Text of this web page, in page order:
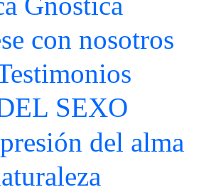
con nosotros
SEXO
del alma